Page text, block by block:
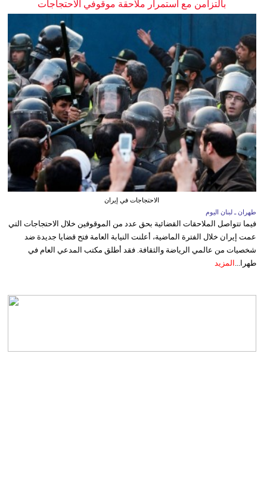
بالتزامن مع استمرار ملاحقة موقوفي الاحتجاجات
الاحتجاجات في إيران
طهران ـ لبنان اليوم
فيما تتواصل الملاحقات القضائية بحق عدد من الموقوفين خلال الاحتجاجات التي
عمت إيران خلال الفترة الماضية، أعلنت النيابة العامة فتح قضايا جديدة ضد
شخصيات من عالمي الرياضة والثقافة. فقد أطلق مكتب المدعي العام في
طهرا... المزيد